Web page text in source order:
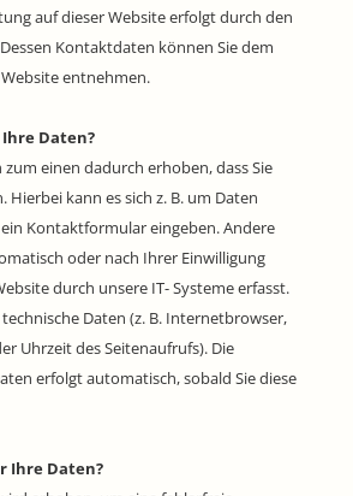
auf dieser Website erfolgt durch den
Kontaktdaten können Sie dem
entnehmen.
Daten?
einen dadurch erhoben, dass Sie
Hierbei kann es sich z. B. um Daten
Kontaktformular eingeben. Andere
oder nach Ihrer Einwilligung
durch unsere IT- Systeme erfasst.
Daten (z. B. Internetbrowser,
Uhrzeit des Seitenaufrufs). Die
erfolgt automatisch, sobald Sie diese
Ihre Daten?